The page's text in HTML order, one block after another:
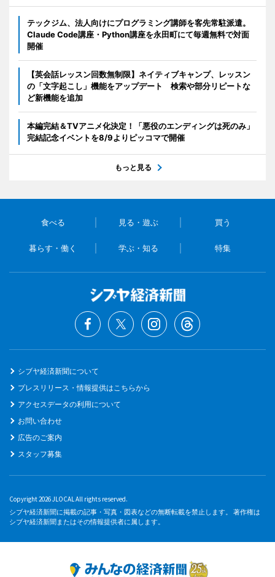
テックジム、法人向けにプログラミング講師を客先常駐派遣。
Claude Code講座・Python講座を永田町にて毎週無料で対面
開催
【英会話レッスン回数無制限】ネイティブキャンプ、レッスン
の「文字起こし」機能をアップデート 検索や部分リピートな
ど新機能を追加
本編完結＆TVアニメ化決定！「悪役のエンディングは死のみ」
完結記念イベントを8/9よりピッコマで開催
もっと見る
食べる 見る・遊ぶ 買う
暮らす・働く 学ぶ・知る 特集
シブヤ経済新聞について
プレスリリース・情報提供はこちらから
アクセスデータの利用について
お問い合わせ
広告のご案内
スタッフ募集
Copyright 2026 JLOCAL All rights reserved.
シブヤ経済新聞に掲載の記事・写真・図表などの無断転載を禁止します。 著作権は
シブヤ経済新聞またはその情報提供者に属します。